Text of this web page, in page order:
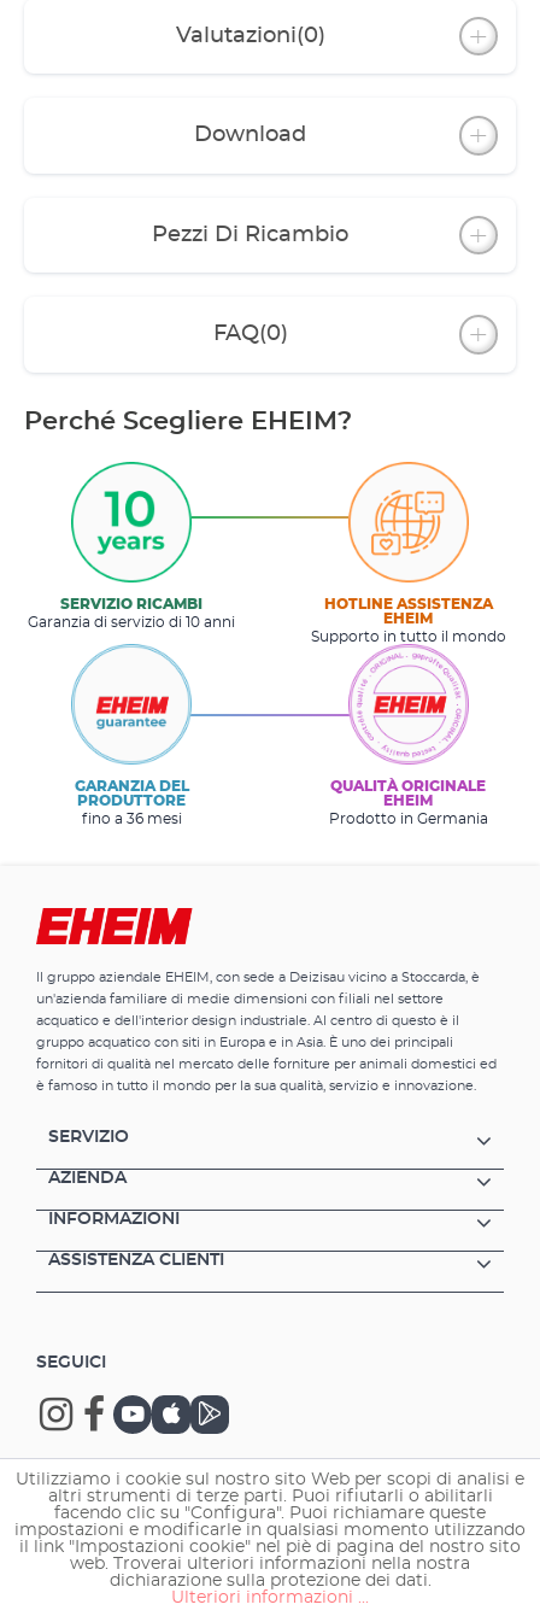
Valutazioni(0)
Download
Pezzi Di Ricambio
FAQ(0)
Perché Scegliere EHEIM?
SERVIZIO RICAMBI
Garanzia di servizio di 10 anni
HOTLINE ASSISTENZA
EHEIM
Supporto in tutto il mondo
GARANZIA DEL
PRODUTTORE
fino a 36 mesi
QUALITÀ ORIGINALE
EHEIM
Prodotto in Germania
Il gruppo aziendale EHEIM, con sede a Deizisau vicino a Stoccarda, è
un'azienda familiare di medie dimensioni con filiali nel settore
acquatico e dell'interior design industriale. Al centro di questo è il
gruppo acquatico con siti in Europa e in Asia. È uno dei principali
fornitori di qualità nel mercato delle forniture per animali domestici ed
è famoso in tutto il mondo per la sua qualità, servizio e innovazione.
SERVIZIO
AZIENDA
INFORMAZIONI
ASSISTENZA CLIENTI
SEGUICI
Copyright © 2026 EHEIM GmbH & Co. KG.
Utilizziamo i cookie sul nostro sito Web per scopi di analisi e
altri strumenti di terze parti. Puoi rifiutarli o abilitarli
facendo clic su "Configura". Puoi richiamare queste
impostazioni e modificarle in qualsiasi momento utilizzando
il link "Impostazioni cookie" nel piè di pagina del nostro sito
web. Troverai ulteriori informazioni nella nostra
dichiarazione sulla protezione dei dati.
Ulteriori informazioni ...